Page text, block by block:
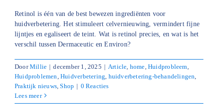
Retinol is één van de best bewezen ingrediënten voor
huidverbetering. Het stimuleert celvernieuwing, vermindert fijne
lijntjes en egaliseert de teint. Wat is retinol precies, en wat is het
verschil tussen Dermaceutic en Environ?
DoorMillie | december 1, 2025 | Article home ,Huidprobleem
Huidproblemen ,Huidverbetering huidverbetering-behandelingen
Praktijk nieuws ,Shop | 0 Reacties
Lees meer